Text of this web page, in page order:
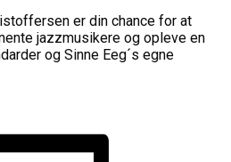
er din chance for at
jazzmusikere og opleve en
og Sinne Eeg´s egne